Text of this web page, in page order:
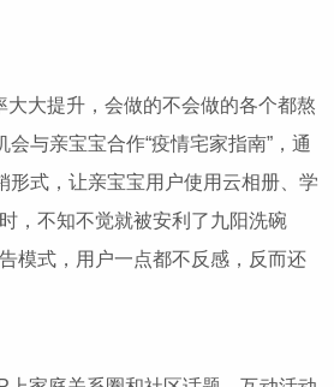
大大提升，会做的不会做的各个都熬
会与亲宝宝合作“疫情宅家指南”，通
形式，让亲宝宝用户使用云相册、学
，不知不觉就被安利了九阳洗碗
模式，用户一点都不反感，反而还